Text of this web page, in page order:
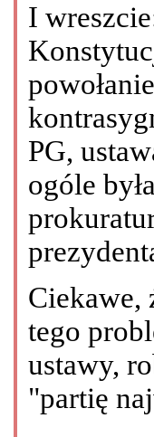
I
PG,
ogóle
Ciekawe,
tego
ustawy,
"partię